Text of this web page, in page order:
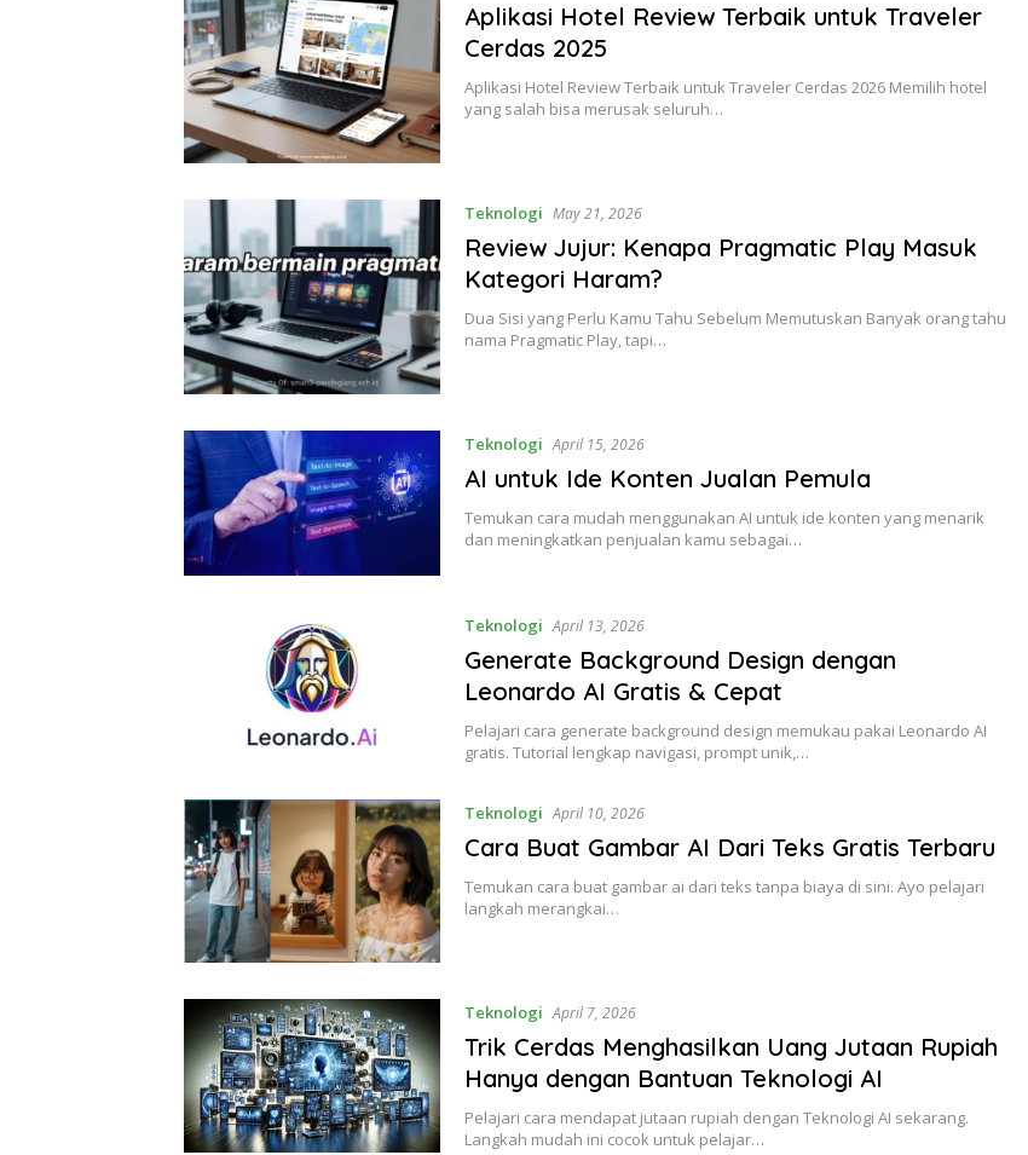
Aplikasi Hotel Review Terbaik untuk Traveler
Cerdas 2025
Aplikasi Hotel Review Terbaik untuk Traveler Cerdas 2026 Memilih hotel
yang salah bisa merusak seluruh…
Teknologi May 21, 2026
Review Jujur: Kenapa Pragmatic Play Masuk
Kategori Haram?
Dua Sisi yang Perlu Kamu Tahu Sebelum Memutuskan Banyak orang tahu
nama Pragmatic Play, tapi…
Teknologi April 15, 2026
AI untuk Ide Konten Jualan Pemula
Temukan cara mudah menggunakan AI untuk ide konten yang menarik
dan meningkatkan penjualan kamu sebagai…
Teknologi April 13, 2026
Generate Background Design dengan
Leonardo AI Gratis & Cepat
Pelajari cara generate background design memukau pakai Leonardo AI
gratis. Tutorial lengkap navigasi, prompt unik,…
Teknologi April 10, 2026
Cara Buat Gambar AI Dari Teks Gratis Terbaru
Temukan cara buat gambar ai dari teks tanpa biaya di sini. Ayo pelajari
langkah merangkai…
Teknologi April 7, 2026
Trik Cerdas Menghasilkan Uang Jutaan Rupiah
Hanya dengan Bantuan Teknologi AI
Pelajari cara mendapat jutaan rupiah dengan Teknologi AI sekarang.
Langkah mudah ini cocok untuk pelajar…